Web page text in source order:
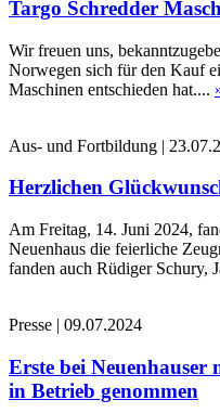
Targo Schredder
Wir freuen uns,
Norwegen sich für den Kauf
Maschinen entschieden hat....
Aus- und Fortbildung |
Herzlichen
Am Freitag, 14. Juni 2024,
Neuenhaus die feierliche
fanden auch Rüdiger Schury,
Presse | 09.07.2024
Erste bei
in Betrieb genommen